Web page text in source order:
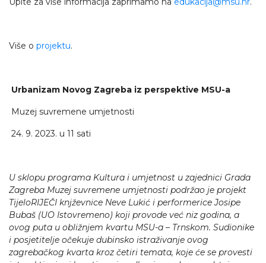
Više o projektu.
Urbanizam Novog Zagreba iz perspektive MSU-a
Muzej suvremene umjetnosti
24. 9. 2023. u 11 sati
U sklopu programa Kultura i umjetnost u zajednici Grada
Zagreba Muzej suvremene umjetnosti podržao je projekt
TijeloRIJEČI knjževnice Neve Lukić i performerice Josipe
Bubaš (UO Istovremeno) koji provode već niz godina, a
ovog puta u obližnjem kvartu MSU-a – Trnskom. Sudionike
i posjetitelje očekuje dubinsko istraživanje ovog
zagrebačkog kvarta kroz četiri temata, koje će se provesti